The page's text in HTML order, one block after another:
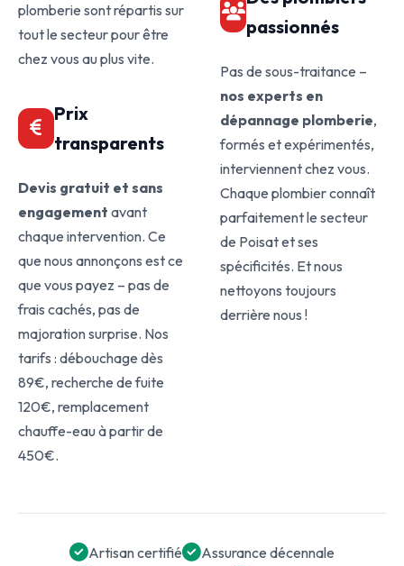
plomberie sont répartis sur
tout le secteur pour être
chez vous au plus vite.
Prix
transparents
Devis gratuit et sans
engagement avant
chaque intervention. Ce
que nous annonçons est ce
que vous payez – pas de
frais cachés, pas de
majoration surprise. Nos
tarifs : débouchage dès
89€, recherche de fuite
120€, remplacement
chauffe-eau à partir de
450€.
passionnés
Pas de sous-traitance –
nos experts en
dépannage plomberie,
formés et expérimentés,
interviennent chez vous.
Chaque plombier connaît
parfaitement le secteur
de Poisat et ses
spécificités. Et nous
nettoyons toujours
derrière nous !
Artisan certifié
Assurance décennale